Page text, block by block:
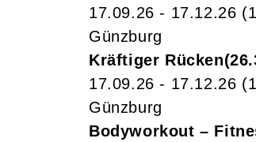
17.09.26 - 17.12.26
Günzburg
Kräftiger Rücken
17.09.26 - 17.12.26
Günzburg
Bodyworkout –